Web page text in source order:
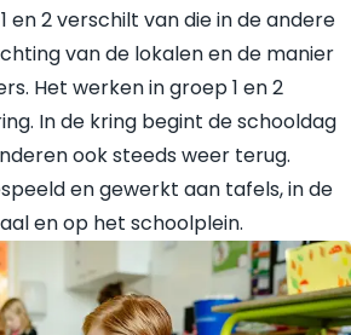
en 2 verschilt van die in de andere
van de lokalen en de manier
Het werken in groep 1 en 2
In de kring begint de schooldag
ook steeds weer terug.
en gewerkt aan tafels, in de
en op het schoolplein.